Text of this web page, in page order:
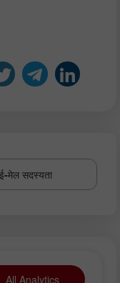
ई-मेल सदस्यता
All Analytics